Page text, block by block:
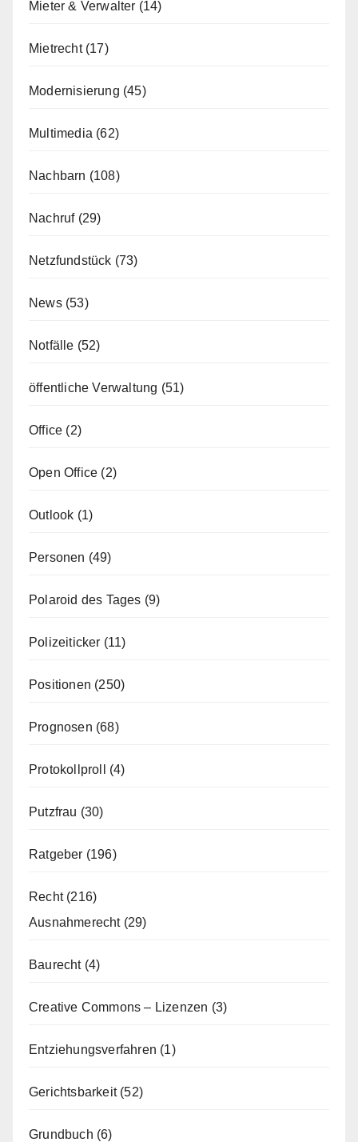
Mieter & Verwalter (14)
Mietrecht(17)
Modernisierung (45)
Multimedia (62)
Nachbarn (108)
Nachruf(29)
Netzfundstück (73)
News(53)
Notfälle (52)
öffentliche Verwaltung (51)
Office (2)
Open Office (2)
Outlook (1)
Personen (49)
Polaroid des Tages (9)
Polizeiticker (11)
Positionen (250)
Prognosen (68)
Protokollproll (4)
Putzfrau (30)
Ratgeber (196)
Recht(216)
Ausnahmerecht(29)
Baurecht(4)
Creative Commons – Lizenzen (3)
Entziehungsverfahren (1)
Gerichtsbarkeit(52)
Grundbuch (6)